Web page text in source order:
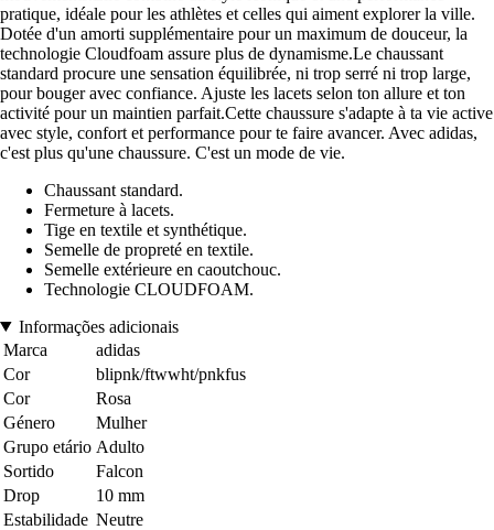
pratique, idéale pour les athlètes et celles qui aiment explorer la ville.
Dotée d'un amorti supplémentaire pour un maximum de douceur, la
technologie Cloudfoam assure plus de dynamisme.Le chaussant
standard procure une sensation équilibrée, ni trop serré ni trop large,
pour bouger avec confiance. Ajuste les lacets selon ton allure et ton
activité pour un maintien parfait.Cette chaussure s'adapte à ta vie active
avec style, confort et performance pour te faire avancer. Avec adidas,
c'est plus qu'une chaussure. C'est un mode de vie.
Chaussant standard.
Fermeture à lacets.
Tige en textile et synthétique.
Semelle de propreté en textile.
Semelle extérieure en caoutchouc.
Technologie CLOUDFOAM.
Informações adicionais
Marca
adidas
Cor
blipnk/ftwwht/pnkfus
Cor
Rosa
Género
Mulher
Grupo etário Adulto
Sortido
Falcon
Drop
10 mm
Estabilidade Neutre